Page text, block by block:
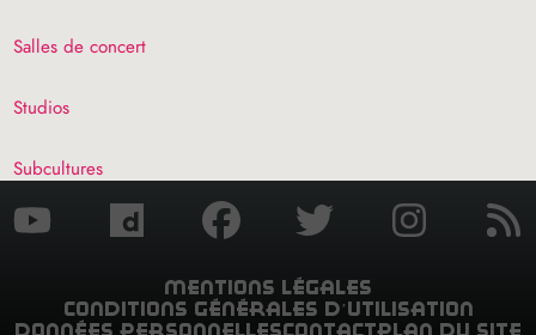
Salles de concert
Studios
Subcultures
mentions légales
conditions générales d’utilisation
données personnellescontactplan du site